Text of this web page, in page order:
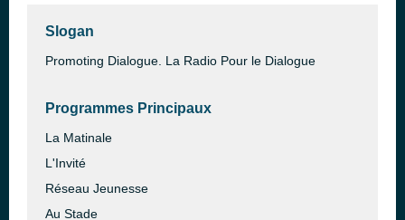
Slogan
Promoting Dialogue. La Radio Pour le Dialogue
Programmes Principaux
La Matinale
L'Invité
Réseau Jeunesse
Au Stade